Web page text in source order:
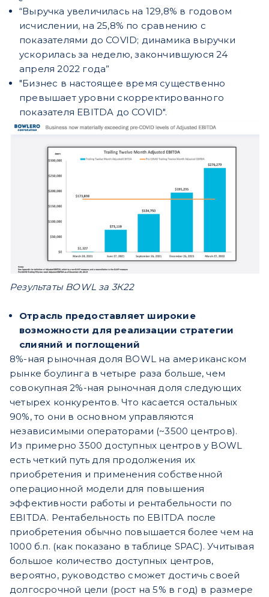
“Выручка увеличилась на 129,8% в годовом
исчислении, на 25,8% по сравнению с
показателями до COVID; динамика выручки
ускорилась за неделю, закончившуюся 24
апреля 2022 года”
"Бизнес в настоящее время существенно
превышает уровни скорректированного
показателя EBITDA до COVID".
Результаты BOWL за 3К22
Отрасль предоставляет широкие
возможности для реализации стратегии
слияний и поглощений
8%-ная рыночная доля BOWL на американском
рынке боулинга в четыре раза больше, чем
совокупная 2%-ная рыночная доля следующих
четырех конкурентов. Что касается остальных
90%, то они в основном управляются
независимыми операторами (~3500 центров).
Из примерно 3500 доступных центров у BOWL
есть четкий путь для продолжения их
приобретения и применения собственной
операционной модели для повышения
эффективности работы и рентабельности по
EBITDA. Рентабельность по EBITDA после
приобретения обычно повышается более чем на
1000 б.п. (как показано в таблице SPAC). Учитывая
большое количество доступных центров,
вероятно, руководство сможет достичь своей
долгосрочной цели (рост на 5% в год) в размере